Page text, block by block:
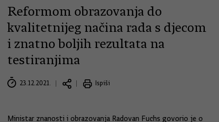
Reformom obrazovanja do
kvalitetnijeg načina rada s djecom
i znatno boljih rezultata na
testiranjima
23.12.2021. Ispiši
Ministar znanosti i obrazovanja Radovan Fuchs govorio je o